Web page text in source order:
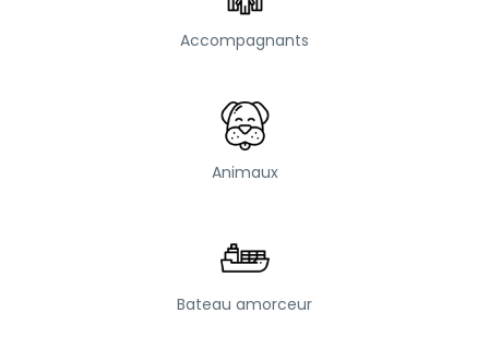
Accompagnants
Animaux
Bateau amorceur